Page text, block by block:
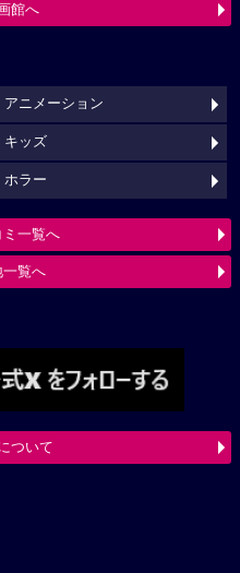
館へ
アニメーション
キッズ
ホラー
一覧へ
一覧へ
ついて